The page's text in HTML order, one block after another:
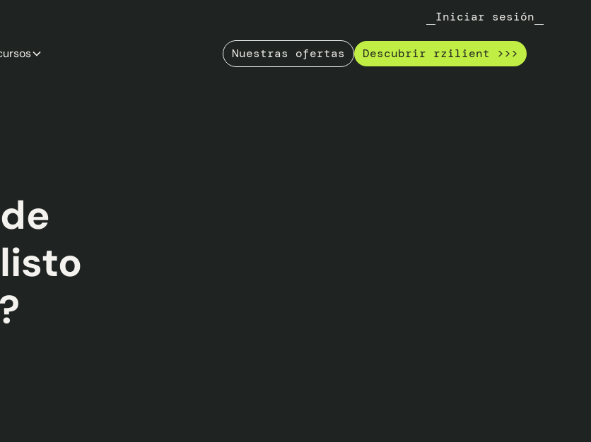
Iniciar sesión
Nuestras ofertas Descubrir rzilient >>>